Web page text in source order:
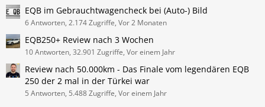
EQB im Gebrauchtwagencheck bei (Auto-) Bild
6 Antworten, 2.174 Zugriffe, Vor 2 Monaten
EQB250+ Review nach 3 Wochen
10 Antworten, 32.901 Zugriffe, Vor einem Jahr
Review nach 50.000km - Das Finale vom legendären EQB
250 der 2 mal in der Türkei war
5 Antworten, 5.488 Zugriffe, Vor einem Jahr